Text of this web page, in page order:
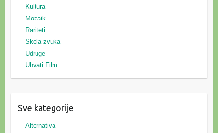
Kultura
Mozaik
Rariteti
Škola zvuka
Udruge
Uhvati Film
Sve kategorije
Alternativa